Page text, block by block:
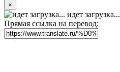
×
идет загрузка...
Прямая ссылка на перевод: